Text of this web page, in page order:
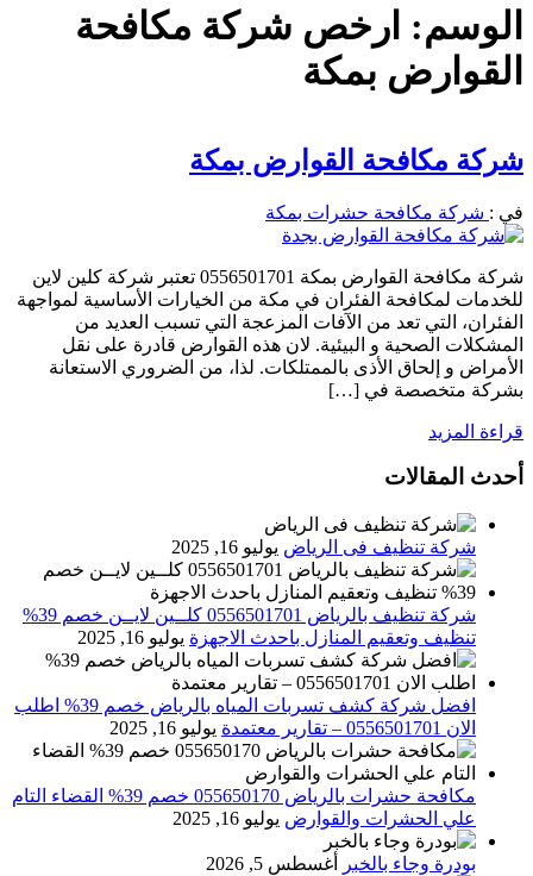
الوسم: ارخص شركة مكافحة
القوارض بمكة
شركة مكافحة القوارض بمكة
في : شركة مكافحة حشرات بمكة
شركة مكافحة القوارض بمكة 0556501701 تعتبر شركة كلين لاين
للخدمات لمكافحة الفئران في مكة من الخيارات الأساسية لمواجهة
الفئران، التي تعد من الآفات المزعجة التي تسبب العديد من
المشكلات الصحية و البيئية. لان هذه القوارض قادرة على نقل
الأمراض و إلحاق الأذى بالممتلكات. لذا، من الضروري الاستعانة
بشركة متخصصة في […]
قراءة المزيد
أحدث المقالات
شركة تنظيف فى الرياض يوليو 16, 2025
شركة تنظيف بالرياض 0556501701 كلــين لايــن خصم 39%
تنظيف وتعقيم المنازل باحدث الاجهزة يوليو 16, 2025
افضل شركة كشف تسربات المياه بالرياض خصم 39% اطلب
الان 0556501701‬‏ – تقارير معتمدة
يوليو 16, 2025
مكافحة حشرات بالرياض 055650170 خصم 39% القضاء التام
علي الحشرات والقوارض يوليو 16, 2025
بودرة وجاء بالخبر أغسطس 5, 2026